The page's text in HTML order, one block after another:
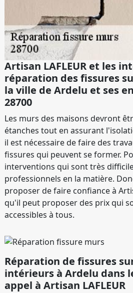
Artisan LAFLEUR et les
réparation des fissures
la ville de Ardelu et ses
28700
Les murs des maisons devront
étanches tout en assurant
il est nécessaire de faire des
fissures qui peuvent se former.
interventions qui sont très
professionnels en la matière.
proposer de faire confiance à
qu'il peut proposer des prix qui
accessibles à tous.
Réparation de fissures
intérieurs à Ardelu dans
appel à Artisan LAFLEUR